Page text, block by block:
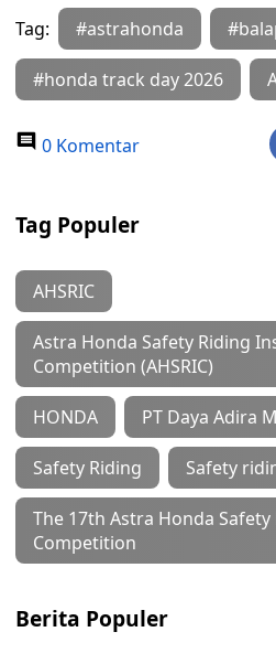
Tag: #astrahonda
#honda track day 2026
0 Komentar
Tag Populer
AHSRIC
Astra Honda Safety Riding
Competition (AHSRIC)
HONDA PT Daya Adira
Safety Riding Safety
The 17th Astra Honda
Competition
Berita Populer